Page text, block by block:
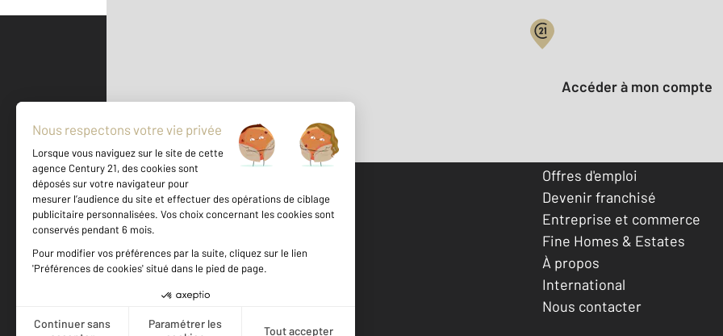
500 m ©Mappy
Votre compte :
Accéder à mon compte
Votre agence est notée
Achat
Location
Offres d'emploi
Devenir franchisé
Entreprise et commerce
Fine Homes & Estates
À propos
International
Nous contacter